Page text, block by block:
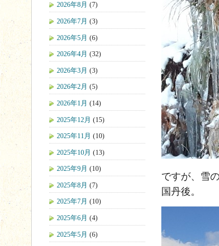
ですが、雪
国丹後。
2026年8月 (7)
2026年7月 (3)
2026年5月 (6)
2026年4月 (32)
2026年3月 (3)
2026年2月 (5)
2026年1月 (14)
2025年12月 (15)
2025年11月 (10)
2025年10月 (13)
2025年9月 (10)
2025年8月 (7)
2025年7月 (10)
2025年6月 (4)
2025年5月 (6)